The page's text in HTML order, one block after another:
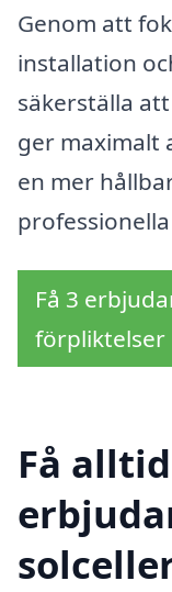
Genom att
installation
säkerställa
ger maximalt
en mer
Få 3
förpliktelser
Få